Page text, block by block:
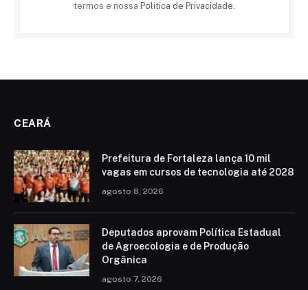
termos e nossa Politica de Privacidade.
CEARÁ
Prefeitura de Fortaleza lança 10 mil
vagas em cursos de tecnologia até 2028
agosto 8, 2026
Deputados aprovam Política Estadual
de Agroecologia e de Produção
Orgânica
agosto 7, 2026